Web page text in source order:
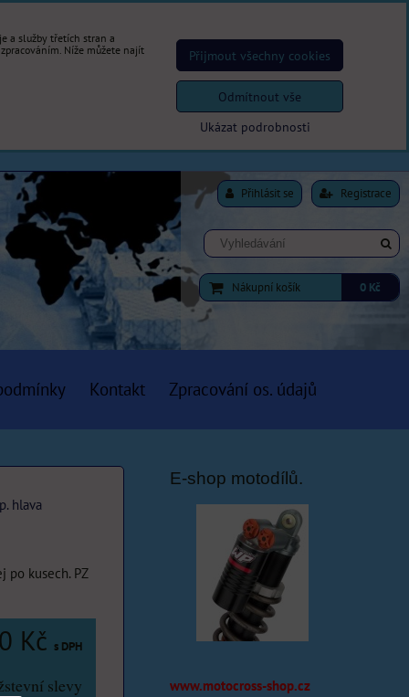
Přihlásit se Registrace
Nákupní košík 0 Kč
Kontakt Zpracování os. údajů
hlava
po kusech. PZ
Kč s DPH
slevy
E-shop motodílů.
www.motocross-shop.cz
a služby třetích stran a
Níže můžete najít
Ukázat podrobnosti
Přijmout všechny cookies
Odmítnout vše